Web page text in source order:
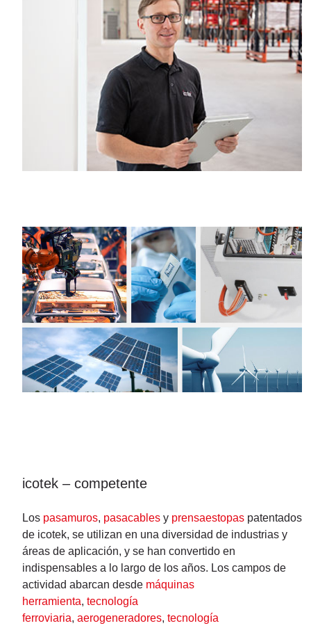
icotek – competente
Los pasamuros, pasacables y prensaestopas patentados
de icotek, se utilizan en una diversidad de industrias y
áreas de aplicación, y se han convertido en
indispensables a lo largo de los años. Los campos de
actividad abarcan desde máquinas
herramienta, tecnología
ferroviaria, aerogeneradores, tecnología